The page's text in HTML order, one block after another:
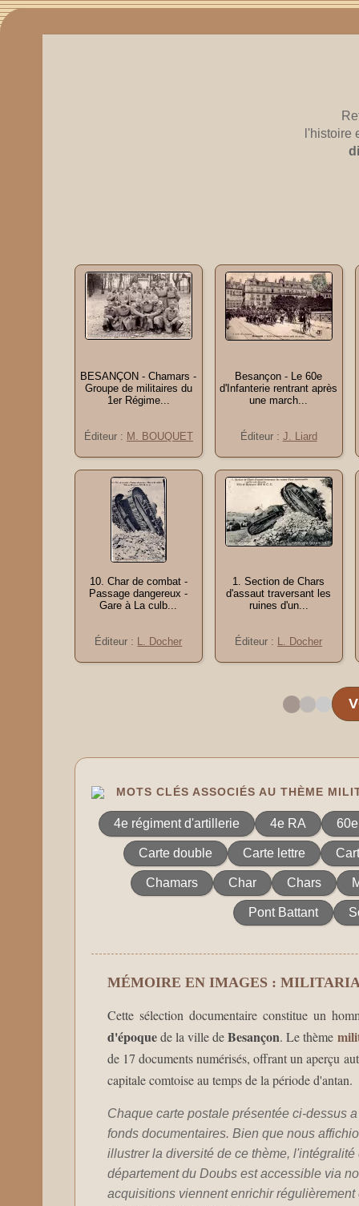
l'histoire
BESANÇON - Chamars -
Groupe de militaires du
1er Régime...
Éditeur : M. BOUQUET
Besançon - Le 60e
d'Infanterie rentrant après
une march...
Éditeur : J. Liard
10. Char de combat -
Passage dangereux -
Gare à La culb...
Éditeur : L. Docher
1. Section de Chars
d'assaut traversant les
ruines d'un...
Éditeur : L. Docher
MOTS CLÉS ASSOCIÉS AU THÈME
4e régiment d'artillerie 4e RA
Carte double Carte lettre
Chamars Char Chars
Pont Battant
MÉMOIRE EN IMAGES :
Cette sélection documentaire constitue un
d'époquede la ville deBesançon. Le thème
de 17 documents numérisés, offrant un aperçu
capitale comtoise au temps de la période d'antan.
Chaque carte postale présentée ci-dessus
fonds documentaires. Bien que nous
illustrer la diversité de ce thème,
département du Doubs est accessible via
acquisitions viennent enrichir